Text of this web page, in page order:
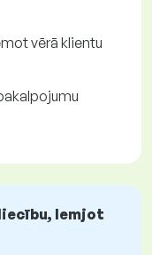
vērā klientu
lemjot